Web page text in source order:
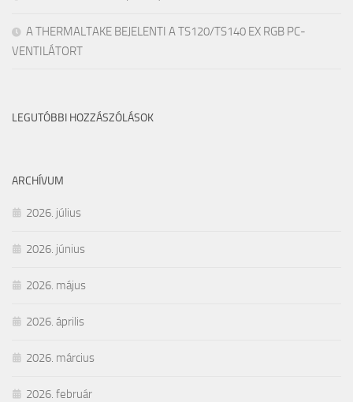
A THERMALTAKE BEJELENTI A TS120/TS140 EX RGB PC-
VENTILÁTORT
LEGUTÓBBI HOZZÁSZÓLÁSOK
ARCHÍVUM
2026. július
2026. június
2026. május
2026. április
2026. március
2026. február